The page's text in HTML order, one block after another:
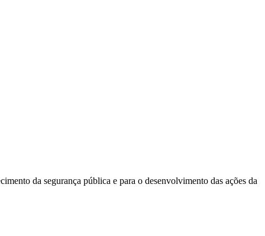
da segurança pública e para o desenvolvimento das ações da